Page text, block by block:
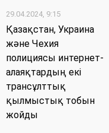
29.04.2024, 9:15
Қазақстан, Украина
және Чехия
полициясы интернет-
алаяқтардың екі
трансұлттық
қылмыстық тобын
жойды